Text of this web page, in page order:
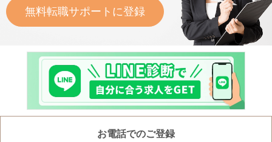
無料転職サポートに登録
お電話でのご登録